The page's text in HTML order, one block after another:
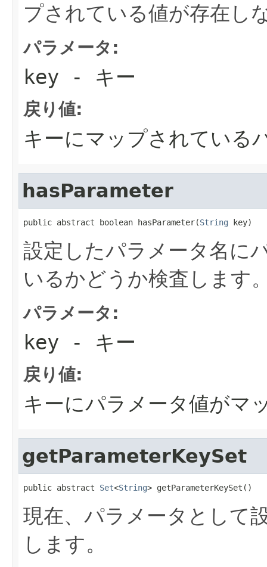
プされている値が存在し
パラメータ:
key - キー
戻り値:
キーにマップされている
hasParameter
public abstract boolean hasParameter(String key)
設定したパラメータ名に
いるかどうか検査します
パラメータ:
key - キー
戻り値:
キーにパラメータ値が
getParameterKeySet
public abstract Set<String> getParameterKeySet()
現在、パラメータとして
します。